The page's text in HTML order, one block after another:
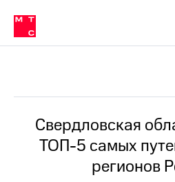
Медиа-центр
и акционерам
Устойчивое развитие
Комплаенс и деловая этика
компании
Карьера
История
компании
Руководство
в МТС
Пресс-
релизы
о технологиях
Свердловская
ТОП-5 самых
регионов